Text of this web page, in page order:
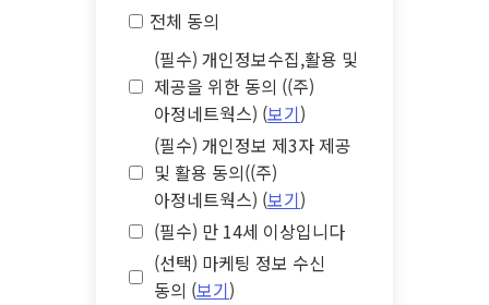
전체 동의
(필수) 개인정보수집,활용 및
제공을 위한 동의 ((주)
아정네트웍스) (보기)
(필수) 개인정보 제3자 제공
및 활용 동의((주)
아정네트웍스) (보기)
(필수) 만 14세 이상입니다
(선택) 마케팅 정보 수신
동의 (보기)